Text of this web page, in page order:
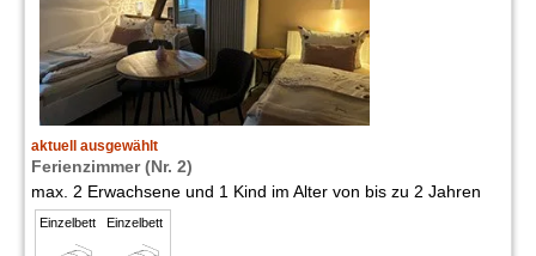
aktuell ausgewählt
Ferienzimmer (Nr. 2)
max. 2 Erwachsene und 1 Kind im Alter von bis zu 2 Jahren
Einzelbett Einzelbett